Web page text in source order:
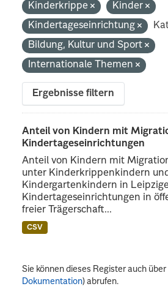
Kinderkrippe
Kinder
Kindertageseinrichtung
Bildung, Kultur und Sport
Internationale Themen
Ergebnisse filtern
Anteil von Kindern mit
Kindertageseinrichtungen
Anteil von Kindern mit
unter Kinderkrippenkindern und
Kindergartenkindern in
Kindertageseinrichtungen in
freier Trägerschaft...
CSV
Sie können dieses Register auch
Dokumentation) abrufen.